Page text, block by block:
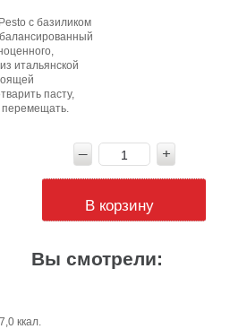
с базиликом
итальянской
пасту,
перемещать.
В корзину
Вы смотрели:
ккал.